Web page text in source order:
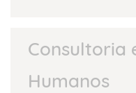
Consultoria
Humanos